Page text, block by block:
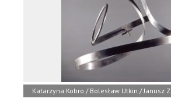
Katarzyna Kobro / Bolesław Utkin / Janusz